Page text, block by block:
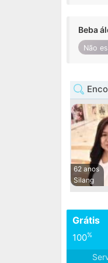
Beba
Não
62 anos
Silang
Grátis
100%